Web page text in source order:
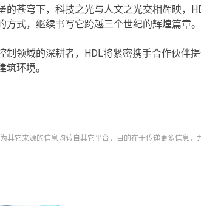
的苍穹下，科技之光与人文之光交相辉映，
方式，继续书写它跨越三个世纪的辉煌篇章。
制领域的深耕者，HDL将紧密携手合作伙伴
筑环境。
其它来源的信息均转自其它平台，目的在于传递更多信息，